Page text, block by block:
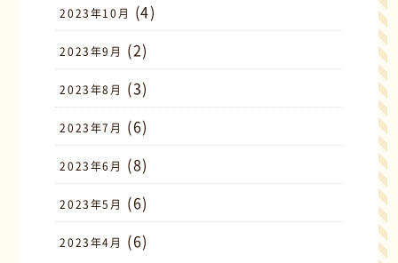
2023年10月 (4)
2023年9月 (2)
2023年8月 (3)
2023年7月 (6)
2023年6月 (8)
2023年5月 (6)
2023年4月 (6)